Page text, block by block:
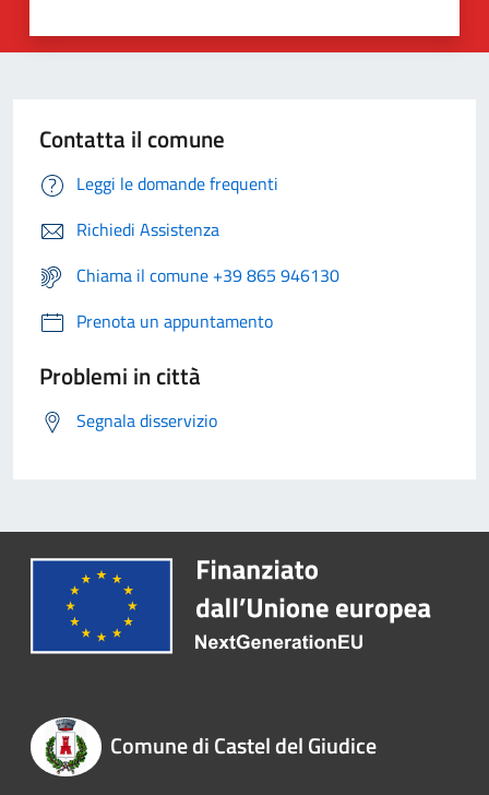
Contatta il comune
Leggi le domande frequenti
Richiedi Assistenza
Chiama il comune +39 865 946130
Prenota un appuntamento
Problemi in città
Segnala disservizio
Comune di Castel del Giudice